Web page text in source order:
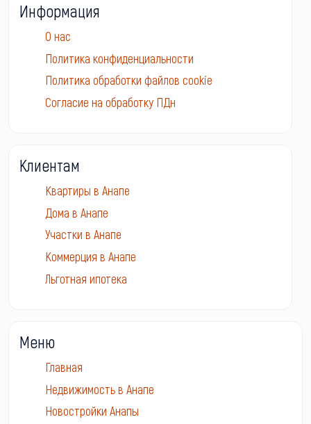
Информация
О нас
Политика конфиденциальности
Политика обработки файлов cookie
Согласие на обработку ПДн
Клиентам
Квартиры в Анапе
Дома в Анапе
Участки в Анапе
Коммерция в Анапе
Льготная ипотека
Меню
Главная
Недвижимость в Анапе
Новостройки Анапы